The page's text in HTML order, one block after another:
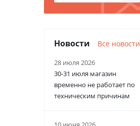
Новости Все новости
28 июля 2026
30-31 июля магазин
временно не работает по
техническим причинам